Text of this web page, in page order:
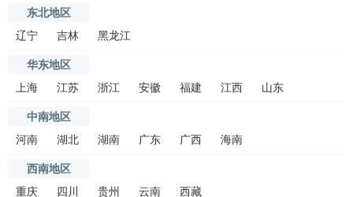
东北地区
辽宁
吉林 黑龙江
华东地区
上海
江苏 浙江 安徽 福建 江西 山东
中南地区
河南
湖北 湖南 广东 广西 海南
西南地区
重庆
四川 贵州 云南 西藏